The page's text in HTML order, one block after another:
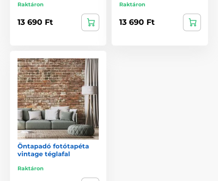
Raktáron
13 690 Ft
Raktáron
13 690 Ft
Öntapadó fotótapéta
vintage téglafal
Raktáron